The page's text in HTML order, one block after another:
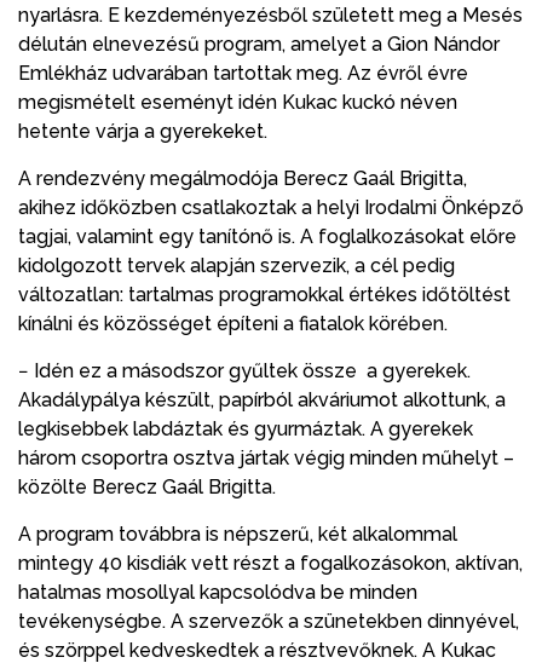
nyarlásra. E kezdeményezésből született meg a Mesés
délután elnevezésű program, amelyet a Gion Nándor
Emlékház udvarában tartottak meg. Az évről évre
megismételt eseményt idén Kukac kuckó néven
hetente várja a gyerekeket.
A rendezvény megálmodója Berecz Gaál Brigitta,
akihez időközben csatlakoztak a helyi Irodalmi Önképző
tagjai, valamint egy tanítónő is. A foglalkozásokat előre
kidolgozott tervek alapján szervezik, a cél pedig
változatlan: tartalmas programokkal értékes időtöltést
kínálni és közösséget építeni a fiatalok körében.
− Idén ez a másodszor gyűltek össze a gyerekek.
Akadálypálya készült, papírból akváriumot alkottunk, a
legkisebbek labdáztak és gyurmáztak. A gyerekek
három csoportra osztva jártak végig minden műhelyt –
közölte Berecz Gaál Brigitta.
A program továbbra is népszerű, két alkalommal
mintegy 40 kisdiák vett részt a fogalkozásokon, aktívan,
hatalmas mosollyal kapcsolódva be minden
tevékenységbe. A szervezők a szünetekben dinnyével,
és szörppel kedveskedtek a résztvevőknek. A Kukac